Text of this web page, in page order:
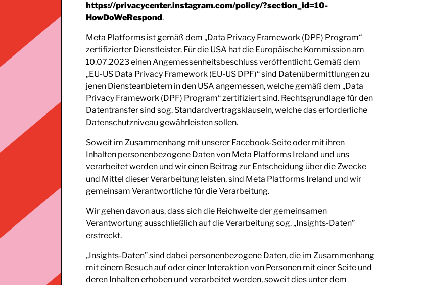
https://privacycenter.instagram.com/policy/?section_id=10-
HowDoWeRespond.
Meta Platforms ist gemäß dem „Data Privacy Framework (DPF) Program“
zertifizierter Dienstleister. Für die USA hat die Europäische Kommission am
10.07.2023 einen Angemessenheitsbeschluss veröffentlicht. Gemäß dem
„EU-US Data Privacy Framework (EU-US DPF)“ sind Datenübermittlungen zu
jenen Diensteanbietern in den USA angemessen, welche gemäß dem „Data
Privacy Framework (DPF) Program“ zertifiziert sind. Rechtsgrundlage für den
Datentransfer sind sog. Standardvertragsklauseln, welche das erforderliche
Datenschutzniveau gewährleisten sollen.
Soweit im Zusammenhang mit unserer Facebook-Seite oder mit ihren
Inhalten personenbezogene Daten von Meta Platforms Ireland und uns
verarbeitet werden und wir einen Beitrag zur Entscheidung über die Zwecke
und Mittel dieser Verarbeitung leisten, sind Meta Platforms Ireland und wir
gemeinsam Verantwortliche für die Verarbeitung.
Wir gehen davon aus, dass sich die Reichweite der gemeinsamen
Verantwortung ausschließlich auf die Verarbeitung sog. „Insights-Daten”
erstreckt.
„Insights-Daten” sind dabei personenbezogene Daten, die im Zusammenhang
mit einem Besuch auf oder einer Interaktion von Personen mit einer Seite und
deren Inhalten erhoben und verarbeitet werden, soweit dies unter dem